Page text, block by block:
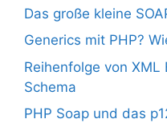
Das große kleine
Generics mit PHP?
Reihenfolge von XML
Schema
PHP Soap und das